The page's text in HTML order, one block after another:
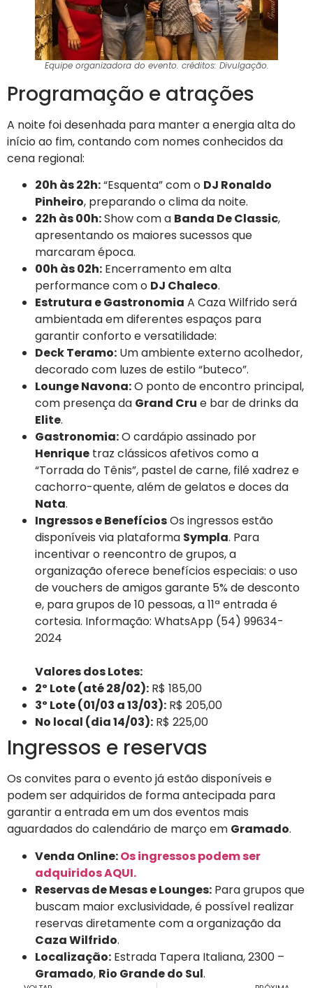
Equipe organizadora do evento. créditos: Divulgação.
Programação e atrações
A noite foi desenhada para manter a energia alta do
início ao fim, contando com nomes conhecidos da
cena regional:
20h às 22h:“Esquenta” com o DJ Ronaldo
Pinheiro, preparando o clima da noite.
22h às 00h:Show com a Banda De Classic,
apresentando os maiores sucessos que
marcaram época.
00h às 02h: Encerramento em alta
performance com o DJ Chaleco.
Estrutura e Gastronomia A Caza Wilfrido será
ambientada em diferentes espaços para
garantir conforto e versatilidade:
Deck Teramo: Um ambiente externo acolhedor,
decorado com luzes de estilo “buteco”.
Lounge Navona:O ponto de encontro principal,
com presença da Grand Cru e bar de drinks da
Elite.
Gastronomia:O cardápio assinado por
Henrique traz clássicos afetivos como a
“Torrada do Tênis”, pastel de carne, filé xadrez e
cachorro-quente, além de gelatos e doces da
Nata.
Ingressos e BenefíciosOs ingressos estão
disponíveis via plataforma Sympla. Para
incentivar o reencontro de grupos, a
organização oferece benefícios especiais: o uso
de vouchers de amigos garante 5% de desconto
e, para grupos de 10 pessoas, a 11ª entrada é
cortesia. Informação: WhatsApp (54) 99634-
2024
Valores dos Lotes:
2º Lote (até 28/02): R$ 185,00
3º Lote (01/03 a 13/03): R$ 205,00
No local (dia 14/03): R$ 225,00
Ingressos e reservas
Os convites para o evento já estão disponíveis e
podem ser adquiridos de forma antecipada para
garantir a entrada em um dos eventos mais
aguardados do calendário de março em Gramado.
Venda Online:Os ingressos podem ser
adquiridos AQUI.
Reservas de Mesas e Lounges: Para grupos que
buscam maior exclusividade, é possível realizar
reservas diretamente com a organização da
Caza Wilfrido.
Localização: Estrada Tapera Italiana, 2300 –
Gramado, Rio Grande do Sul.